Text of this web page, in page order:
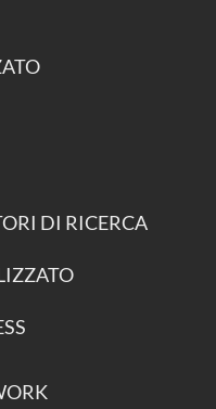
DI RICERCA